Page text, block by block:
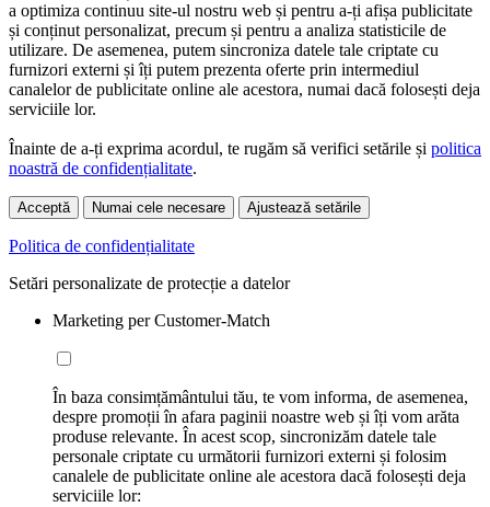
a optimiza continuu site-ul nostru web și pentru a-ți afișa publicitate
și conținut personalizat, precum și pentru a analiza statisticile de
utilizare. De asemenea, putem sincroniza datele tale criptate cu
furnizori externi și îți putem prezenta oferte prin intermediul
canalelor de publicitate online ale acestora, numai dacă folosești deja
serviciile lor.
Înainte de a-ți exprima acordul, te rugăm să verifici setările și politica
noastră de confidențialitate.
Acceptă Numai cele necesare Ajustează setările
Politica de confidențialitate
Setări personalizate de protecție a datelor
Marketing per Customer-Match
În baza consimțământului tău, te vom informa, de asemenea,
despre promoții în afara paginii noastre web și îți vom arăta
produse relevante. În acest scop, sincronizăm datele tale
personale criptate cu următorii furnizori externi și folosim
canalele de publicitate online ale acestora dacă folosești deja
serviciile lor: